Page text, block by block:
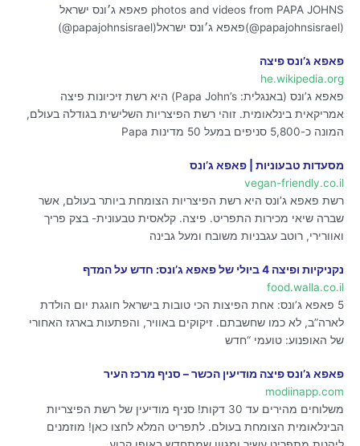
(@papajohnsisrael)פאפא ג׳ונס ישראל‎ (@papajohnsisrael)
פאפא ג’ונס פיצה
he.wikipedia.org
פאפא ג’ונס (באנגלית: Papa John’s) היא רשת זיכיונות פיצה
אמריקאית בינלאומית. זוהי רשת הפיצריות השלישית בגודלה בעולם,
המונה כ-5,800 סניפים במעל 50 מדינות Papa
מסעדות טבעוניות | פאפא ג’ונס
vegan-friendly.co.il
רשת פאפא ג’ונס היא רשת הפיצריות הצומחת ביותר בעולם, אשר
שברה שיאי מכירות התפריט. פיצה. קלאסית טבעונית- בצק פריך
ואוורירי, רוטב עגבניות משובח ומעל גבינה
נקניקיות ופיצה 4 ביולי של פאפא ג’ונס: חדש על המדף
food.walla.co.il
5 פאפא ג’ונס: אחת הפיצות הכי טובות בישראל חוגגת יום הולדת
לארה”ב, לא כמו שחשבתם. זיקוקים באוויר, והפתעות בארגז האחורי
של האופנוע: טועמי “חדש
פאפא ג’ונס פיצה מודיעין הכשר – סניף מרכז העיר
modiinapp.com
משלוחים מהירים עד 30 דקות! סניף מודיעין של רשת הפיצריות
הבינלאומית הצומחת בעולם. לתפריט המלא לחצו כאן! מוזמנים